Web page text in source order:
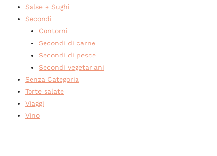
Salse e Sughi
Secondi
Contorni
Secondi di carne
Secondi di pesce
Secondi vegetariani
Senza Categoria
Torte salate
Viaggi
Vino